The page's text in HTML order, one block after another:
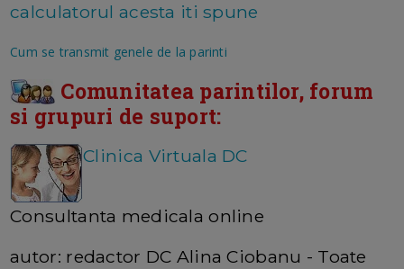
calculatorul acesta iti spune
Cum se transmit genele de la parinti
Comunitatea parintilor, forum
si grupuri de suport:
Clinica Virtuala DC
Consultanta medicala online
autor: redactor DC Alina Ciobanu - Toate